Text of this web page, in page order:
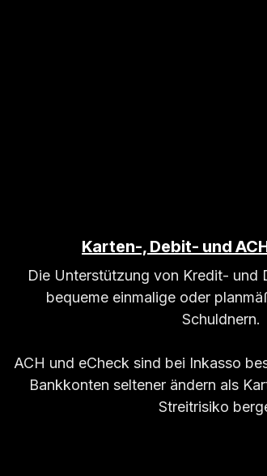
Karten-, Debit- und
Die Unterstützung von Kredit- und
bequeme einmalige oder
Schuldnern.
ACH und eCheck sind bei Inkasso
Bankkonten seltener ändern als
Streitrisiko